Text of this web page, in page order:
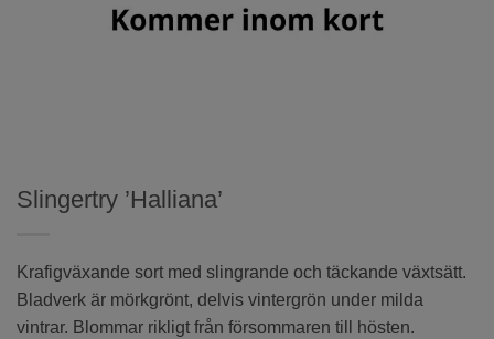
Slingertry ’Halliana’
Krafigväxande sort med slingrande och täckande växtsätt.
Bladverk är mörkgrönt, delvis vintergrön under milda
vintrar. Blommar rikligt från försommaren till hösten.